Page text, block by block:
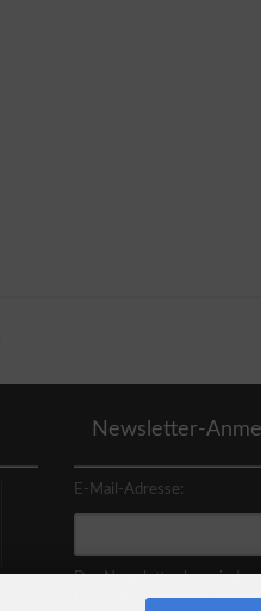
Newsletter-
E-Mail-Adresse:
Der Newsletter kann
Ihrem Kundenkonto